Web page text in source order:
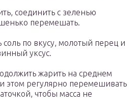
соединить с зеленью
перемешать.
по вкусу, молотый перец и
уксус.
жарить на среднем
этом регулярно перемешивать
чтобы масса не